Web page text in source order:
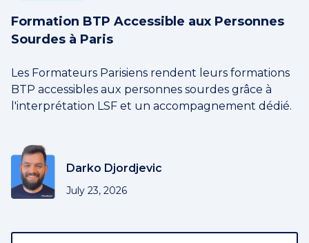
Formation BTP Accessible aux Personnes
Sourdes à Paris
Les Formateurs Parisiens rendent leurs formations
BTP accessibles aux personnes sourdes grâce à
l'interprétation LSF et un accompagnement dédié.
Darko Djordjevic
July 23, 2026